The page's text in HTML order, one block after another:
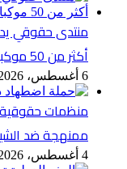
منتدى حقوقي
أكثر من 50 موكبا دينيا
6 أغسطس، 2026
منظمات
ممنهجة ضد
4 أغسطس، 2026